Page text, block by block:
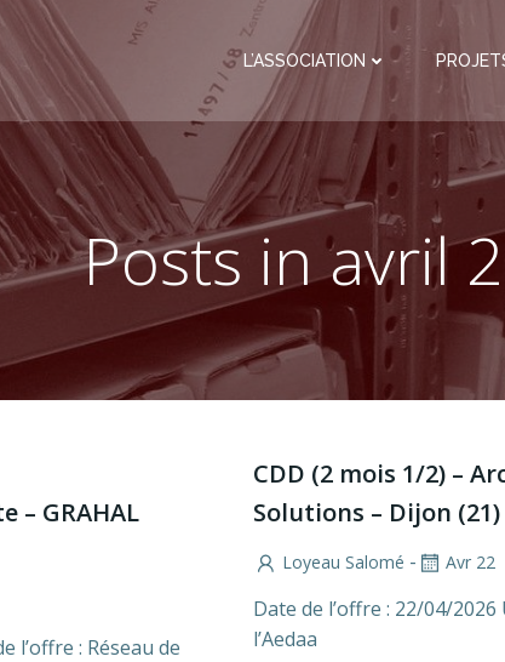
L’ASSOCIATION
Posts in avril
– GRAHAL
l’offre : Réseau de
CDD (2 mois 1/2) –
Solutions – Dijon (21)
Loyeau Salomé - Avr 22
Date de l’offre : 22/04/2026
l’Aedaa